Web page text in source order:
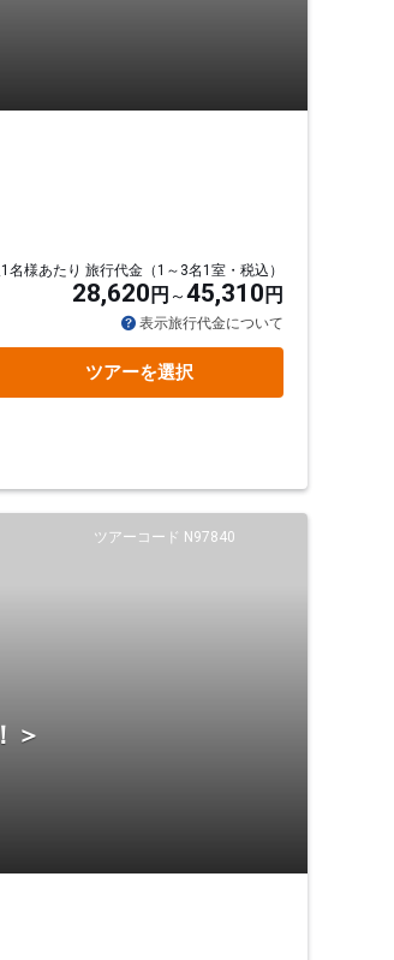
名様あたり 旅行代金（1～3名1室・税込）
28,620 円 45,310 円
表示旅行代金について
ツアーを選択
ツアーコード N97840
＞